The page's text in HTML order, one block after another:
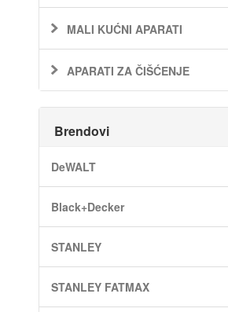
MALI KUĆNI APARATI
APARATI ZA ČIŠĆENJE
Brendovi
DeWALT
Black+Decker
STANLEY
STANLEY FATMAX